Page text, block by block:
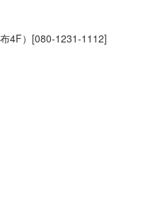
4F）[080-1231-1112]